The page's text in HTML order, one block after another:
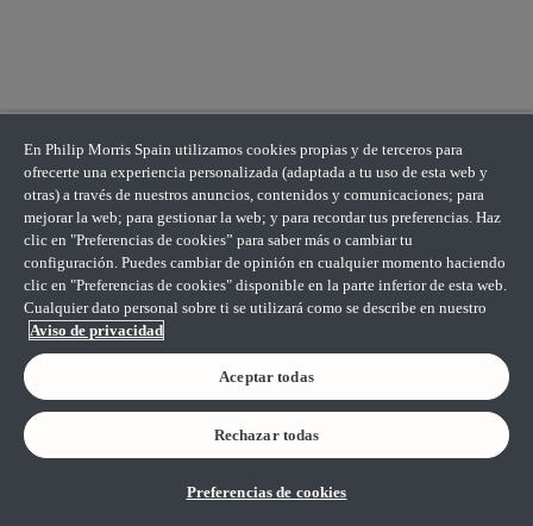
En Philip Morris Spain utilizamos cookies propias y de terceros para
ofrecerte una experiencia personalizada (adaptada a tu uso de esta web y
otras) a través de nuestros anuncios, contenidos y comunicaciones; para
mejorar la web; para gestionar la web; y para recordar tus preferencias. Haz
clic en "Preferencias de cookies” para saber más o cambiar tu
configuración. Puedes cambiar de opinión en cualquier momento haciendo
clic en "Preferencias de cookies" disponible en la parte inferior de esta web.
Cualquier dato personal sobre ti se utilizará como se describe en nuestro
Aviso de privacidad
Aceptar todas
Rechazar todas
Preferencias de cookies